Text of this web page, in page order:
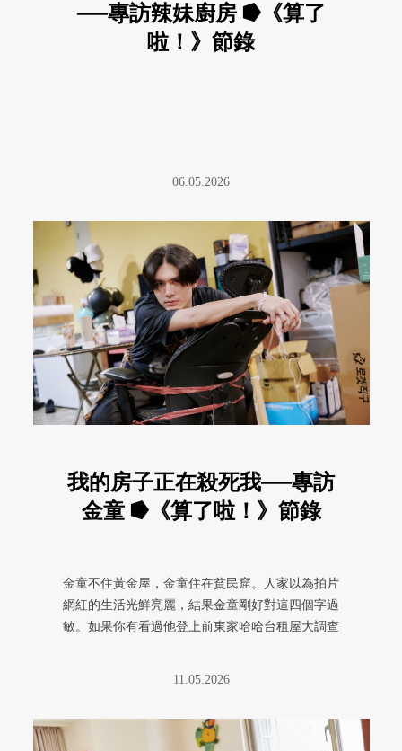
──專訪辣妹廚房 ⭓《算了
啦！》節錄
06.05.2026
我的房子正在殺死我──專訪
金童 ⭓《算了啦！》節錄
金童不住黃金屋，金童住在貧民窟。人家以為拍片
網紅的生活光鮮亮麗，結果金童剛好對這四個字過
敏。如果你有看過他登上前東家哈哈台租屋大調查
11.05.2026